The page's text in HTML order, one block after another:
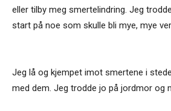
eller tilby meg smertelindring. Jeg
start på noe som skulle bli mye, mye
Jeg lå og kjempet imot smertene i
med dem. Jeg trodde jo på jordmor og